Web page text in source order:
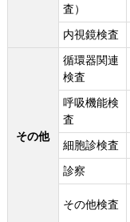
査）
内視鏡検査
その他
循環器関連
検査
呼吸機能検
査
細胞診検査
診察
その他検査